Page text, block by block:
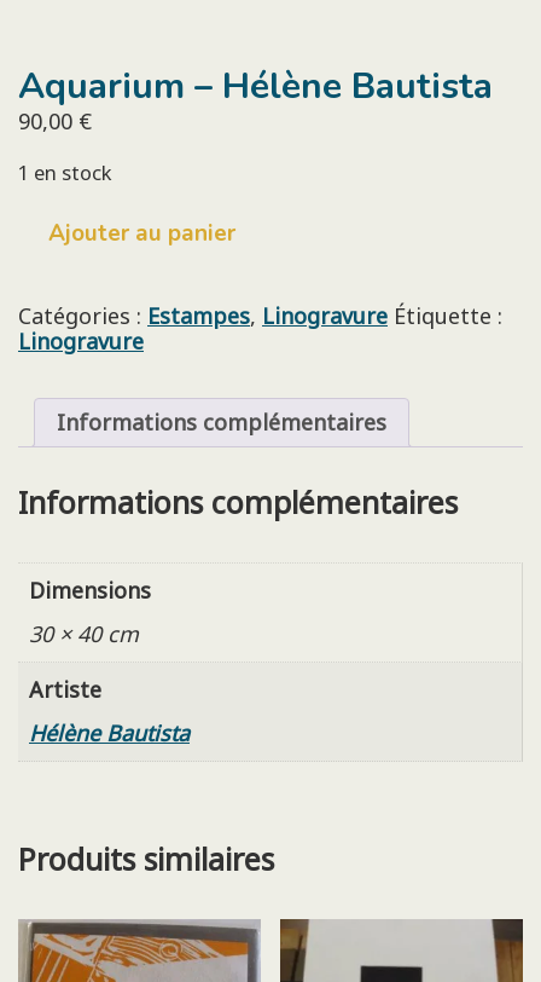
Aquarium – Hélène Bautista
90,00 €
1 en stock
quantité
Hélène
Bautista
Ajouter au panier
Catégories : Estampes, Linogravure Étiquette :
Linogravure
Informations complémentaires
Informations complémentaires
Dimensions
30 × 40 cm
Artiste
Hélène Bautista
Produits similaires